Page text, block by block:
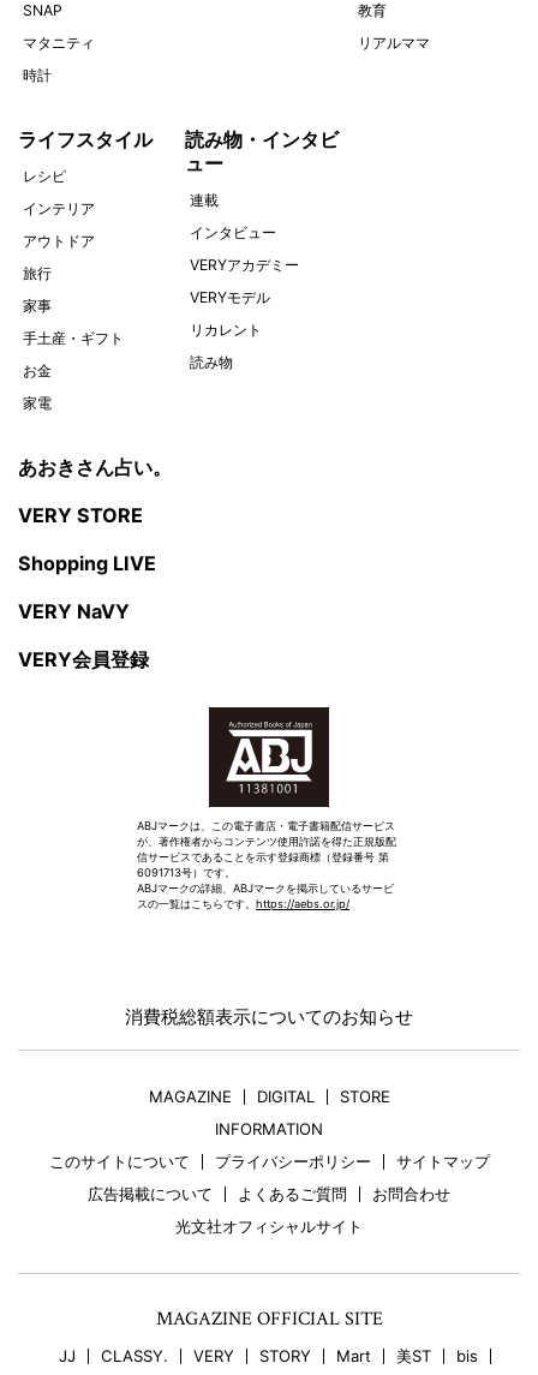
SNAP
マタニティ
時計
教育
リアルママ
ライフスタイル
レシピ
インテリア
アウトドア
旅行
家事
手土産・ギフト
お金
家電
読み物・インタビ
ュー
連載
インタビュー
VERYアカデミー
VERYモデル
リカレント
読み物
あおきさん占い。
VERY STORE
Shopping LIVE
VERY NaVY
VERY会員登録
ABJマークは、この電子書店・電子書籍配信サービス
が、著作権者からコンテンツ使用許諾を得た正規版配
信サービスであることを示す登録商標（登録番号 第
6091713号）です。
ABJマークの詳細、ABJマークを掲示しているサービ
スの一覧はこちらです。 https://aebs.or.jp/
消費税総額表示についてのお知らせ
MAGAZINE DIGITAL
STORE
INFORMATION
このサイトについて
プライバシーポリシー
サイトマップ
広告掲載について
よくあるご質問
お問合わせ
光文社オフィシャルサイト
MAGAZINE OFFICIAL SITE
JJ CLASSY. VERY STORY Mart 美ST bis